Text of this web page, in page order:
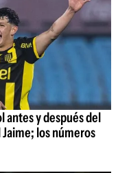
antes y después del
los números